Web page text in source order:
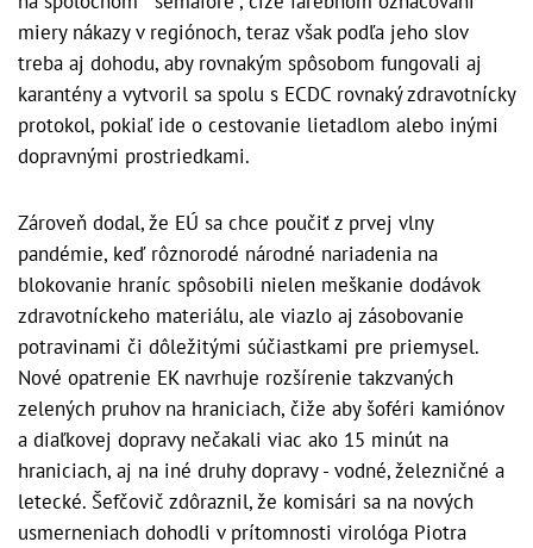
miery nákazy v regiónoch, teraz však podľa jeho slov
treba aj dohodu, aby rovnakým spôsobom fungovali aj
karantény a vytvoril sa spolu s ECDC rovnaký zdravotnícky
protokol, pokiaľ ide o cestovanie lietadlom alebo inými
dopravnými prostriedkami.
Zároveň dodal, že EÚ sa chce poučiť z prvej vlny
pandémie, keď rôznorodé národné nariadenia na
blokovanie hraníc spôsobili nielen meškanie dodávok
zdravotníckeho materiálu, ale viazlo aj zásobovanie
potravinami či dôležitými súčiastkami pre priemysel.
Nové opatrenie EK navrhuje rozšírenie takzvaných
zelených pruhov na hraniciach, čiže aby šoféri kamiónov
a diaľkovej dopravy nečakali viac ako 15 minút na
hraniciach, aj na iné druhy dopravy - vodné, železničné a
letecké. Šefčovič zdôraznil, že komisári sa na nových
usmerneniach dohodli v prítomnosti virológa Piotra